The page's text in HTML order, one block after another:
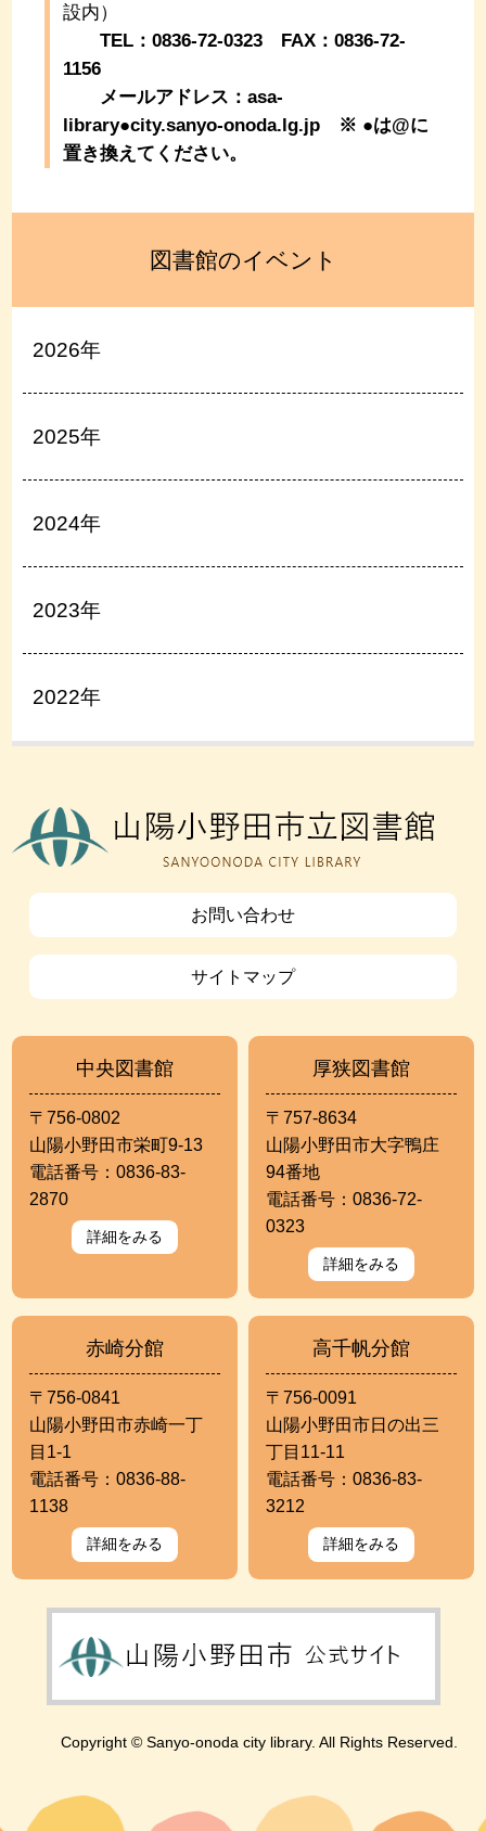
設内）
TEL：0836-72-0323 FAX：0836-72-
1156
メールアドレス：asa-
library●city.sanyo-onoda.lg.jp ※ ●は@に
置き換えてください。
図書館のイベント
2026年
2025年
2024年
2023年
2022年
お問い合わせ
サイトマップ
中央図書館
〒756-0802
山陽小野田市栄町9-13
電話番号：0836-83-
2870
詳細をみる
厚狭図書館
〒757-8634
山陽小野田市大字鴨庄
94番地
電話番号：0836-72-
0323
詳細をみる
赤崎分館
〒756-0841
山陽小野田市赤崎一丁
目1-1
電話番号：0836-88-
1138
詳細をみる
高千帆分館
〒756-0091
山陽小野田市日の出三
丁目11-11
電話番号：0836-83-
3212
詳細をみる
Copyright © Sanyo-onoda city library. All Rights Reserved.